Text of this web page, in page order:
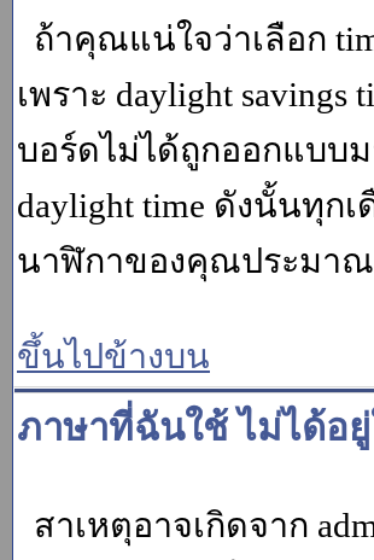
ถ้าคุณแน่ใจว่าเลือก
เพราะ daylight
บอร์ดไม่ได้ถูกออกแบบ
daylight time ดังนั้นทุก
นาฬิกาของคุณประมาณ
ขึ้นไปข้างบน
ภาษาที่ฉันใช้ ไม่ได้อ
สาเหตุอาจเกิดจาก